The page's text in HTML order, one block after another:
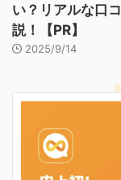
い？リアルな口
説！【PR】
2025/9/14